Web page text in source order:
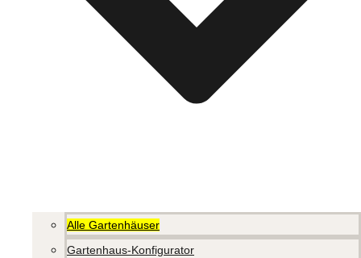
Alle Gartenhäuser
Gartenhaus-Konfigurator